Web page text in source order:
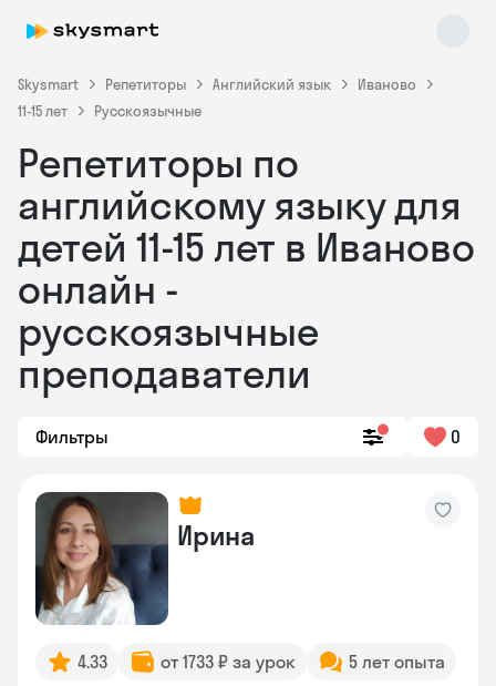
Skysmart Репетиторы Английский язык
Иваново
11-15 лет
Русскоязычные
Репетиторы по
английскому языку для
детей 11-15 лет в Иваново
онлайн -
русскоязычные
преподаватели
Фильтры 0
Ирина
4.33 от 1733 ₽ за урок 5 лет опыта
Skysmart Chat